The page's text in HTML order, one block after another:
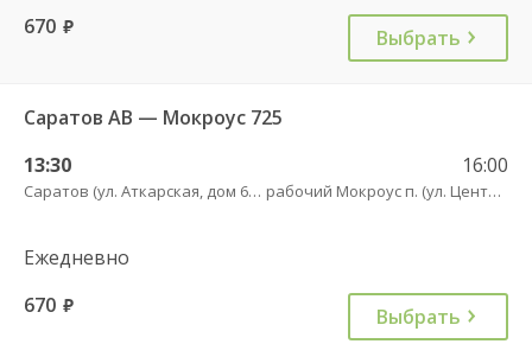
670 руб. Выбрать
Саратов АВ — Мокроус 725
13:30
Саратов (ул. Аткарская, дом 66 А)
16:00
рабочий Мокроус п. (ул. Центральная, 37)
Ежедневно
670 руб. Выбрать